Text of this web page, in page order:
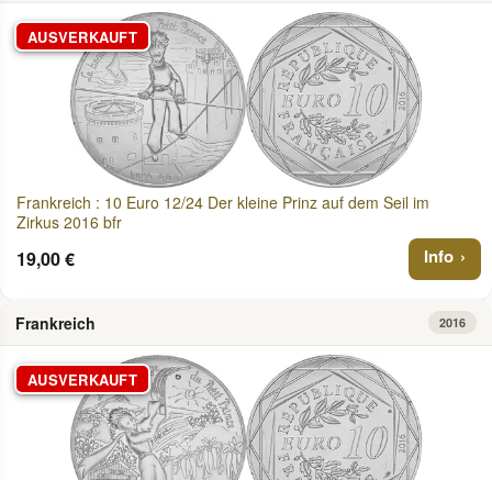
AUSVERKAUFT
Frankreich : 10 Euro 12/24 Der kleine Prinz auf dem Seil im
Zirkus 2016 bfr
19,00 € Info
Frankreich 2016
AUSVERKAUFT